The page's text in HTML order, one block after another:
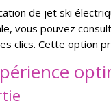
de jet ski
vous pouvez
clics. Cette option